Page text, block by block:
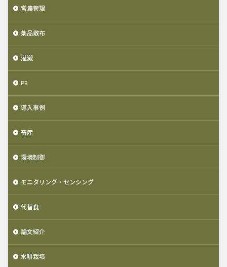
営農管理
薬品散布
灌漑
PR
導入事例
畜産
環境制御
モニタリング・センシング
代替食
論文紹介
水耕栽培